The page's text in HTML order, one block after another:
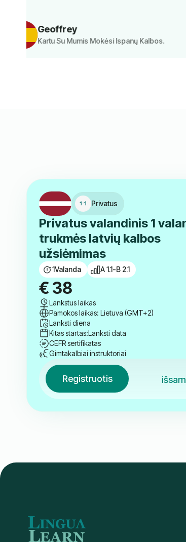
Norbert
Kartu Su Mumis Mokėsi Anglų Kalbos.
Privatus
Privatus valandinis 1
trukmės latvių kalbos
užsiėmimas
1Valanda A 1.1-B 2.1
€ 38
Lankstus laikas
Pamokos laikas: Lietuva (GMT+2)
Lanksti diena
Kitas startas:Lanksti data
CEFR sertifikatas
Gimtakalbiai instruktoriai
Registruotis